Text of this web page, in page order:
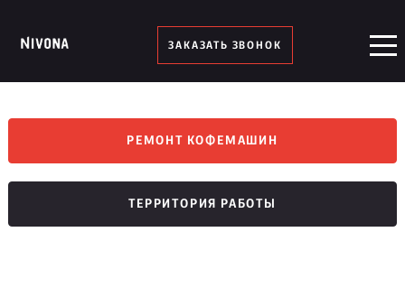
ЗАКАЗАТЬ ЗВОНОК
РЕМОНТ КОФЕМАШИН
ТЕРРИТОРИЯ РАБОТЫ